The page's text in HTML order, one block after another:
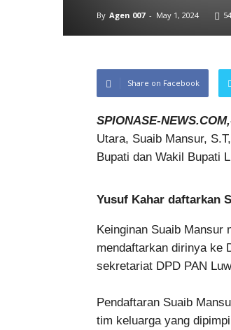
By Agen 007 - May 1, 2024
Share on Facebook
SPIONASE-
Utara, Suaib Mansur,
Bupati dan Wakil Bupati
Yusuf Kahar daftarkan
Keinginan Suaib Mansur
mendaftarkan dirinya ke
sekretariat DPD PAN
Pendaftaran Suaib
tim keluarga yang